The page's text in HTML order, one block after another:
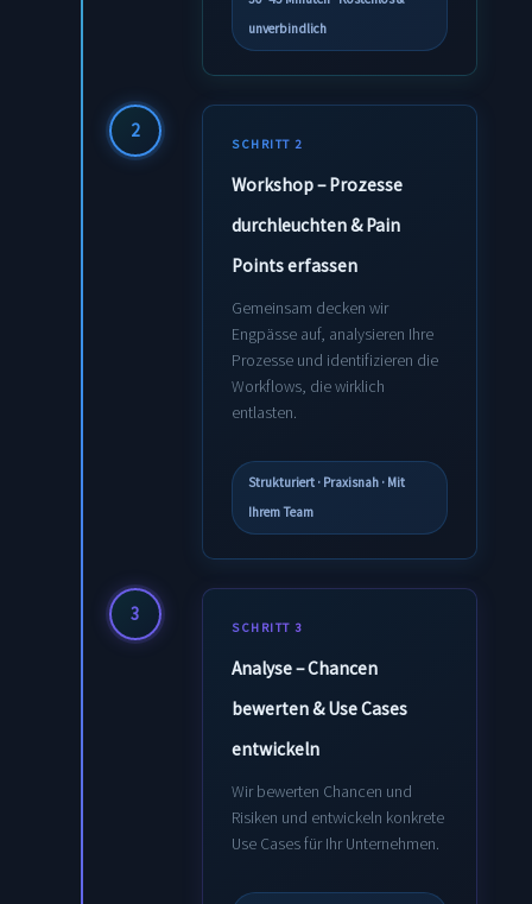
unverbindlich
2
SCHRITT 2
Workshop – Prozesse
durchleuchten & Pain
Points erfassen
Gemeinsam decken wir
Engpässe auf, analysieren Ihre
Prozesse und identifizieren die
Workflows, die wirklich
entlasten.
Strukturiert · Praxisnah · Mit
Ihrem Team
3
SCHRITT 3
Analyse – Chancen
bewerten & Use Cases
entwickeln
Wir bewerten Chancen und
Risiken und entwickeln konkrete
Use Cases für Ihr Unternehmen.